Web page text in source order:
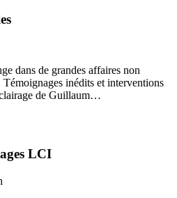
dans de grandes affaires non
Témoignages inédits et interventions
de Guillaum…
LCI